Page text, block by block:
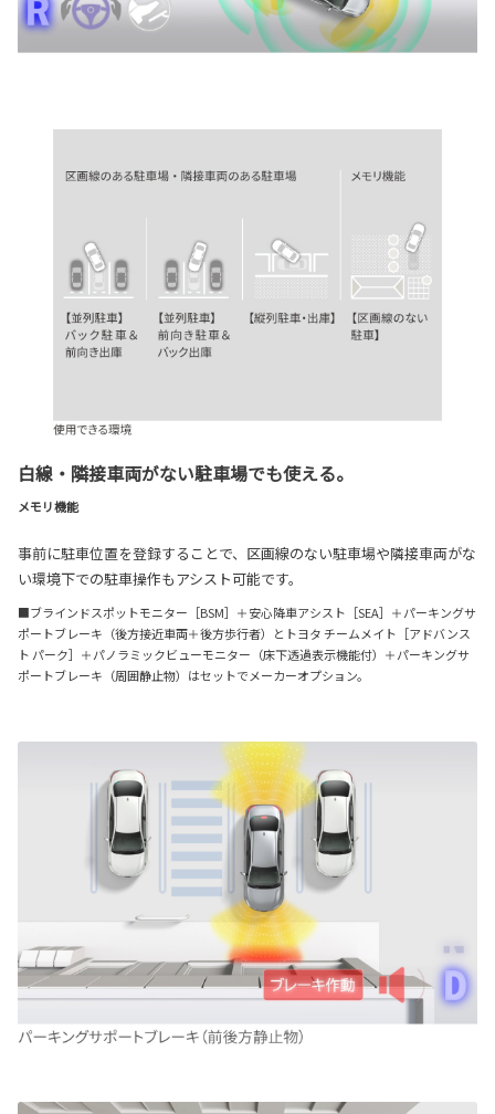
白線・隣接車両がない駐車場でも使える。
メモリ機能
事前に駐車位置を登録することで、区画線のない駐車場や隣接車両がな
い環境下での駐車操作もアシスト可能です。
■ブラインドスポットモニター［BSM］＋安心降車アシスト［SEA］＋パーキングサ
ポートブレーキ（後方接近車両＋後方歩行者）とトヨタ チームメイト［アドバンス
ト パーク］＋パノラミックビューモニター（床下透過表示機能付）＋パーキングサ
ポートブレーキ（周囲静止物）はセットでメーカーオプション。